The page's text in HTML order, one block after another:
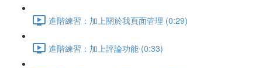
進階練習：加上關於我頁面管理 (0:29)
進階練習：加上評論功能 (0:33)